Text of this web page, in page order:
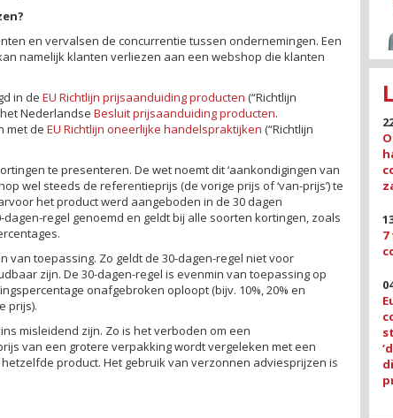
en vervalsen de concurrentie tussen ondernemingen. Een
namelijk klanten verliezen aan een webshop die klanten
in de EU Richtlijn prijsaanduiding producten (“Richtlijn
Nederlandse Besluit prijsaanduiding producten.
met de EU Richtlijn oneerlijke handelspraktijken (“Richtlijn
te presenteren. De wet noemt dit ‘aankondigingen van
wel steeds de referentieprijs (de vorige prijs of ‘van-prijs’) te
het product werd aangeboden in de 30 dagen
regel genoemd en geldt bij alle soorten kortingen, zoals
van toepassing. Zo geldt de 30-dagen-regel niet voor
zijn. De 30-dagen-regel is evenmin van toepassing op
onafgebroken oploopt (bijv. 10%, 20% en
prijs).
misleidend zijn. Zo is het verboden om een
van een grotere verpakking wordt vergeleken met een
product. Het gebruik van verzonnen adviesprijzen is